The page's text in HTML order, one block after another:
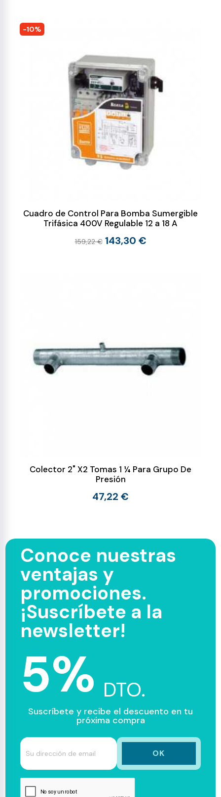
-10%
Cuadro de Control Para Bomba Sumergible
Trifásica 400V Regulable 12 a 18 A
159,22 € 143,30 €
Colector 2" X2 Tomas 1 ¼ Para Grupo De
Presión
47,22 €
Conoce nuestras
ventajas y
promociones.
¡Suscríbete a la
newsletter!
5% DTO.
Suscríbete y recibe el descuento en tu
próxima compra